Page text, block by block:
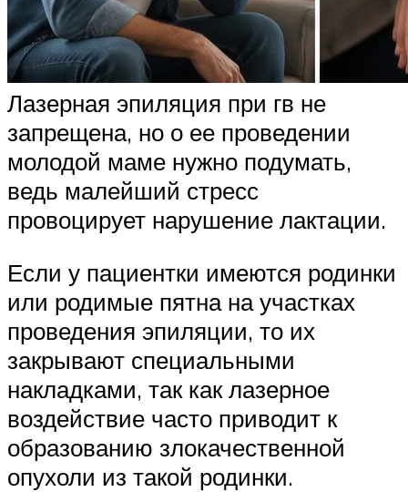
Лазерная эпиляция при гв не
запрещена, но о ее проведении
молодой маме нужно подумать,
ведь малейший стресс
провоцирует нарушение лактации.
Если у пациентки имеются родинки
или родимые пятна на участках
проведения эпиляции, то их
закрывают специальными
накладками, так как лазерное
воздействие часто приводит к
образованию злокачественной
опухоли из такой родинки.